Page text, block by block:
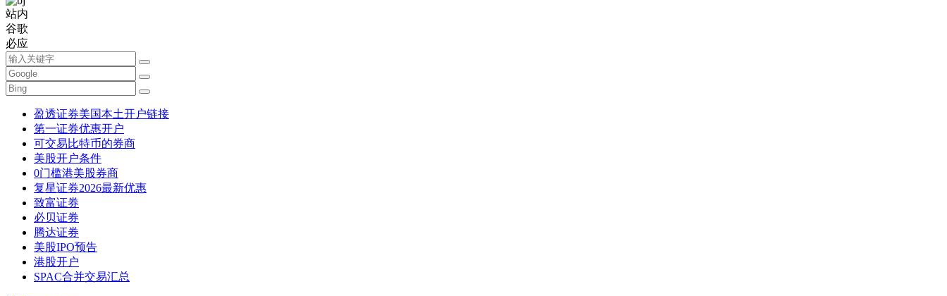
站内
谷歌
必应
盈透证券美国本土开户链接
第一证券优惠开户
可交易比特币的券商
美股开户条件
0门槛港美股券商
复星证券2026最新优惠
致富证券
必贝证券
腾达证券
美股IPO预告
港股开户
SPAC合并交易汇总